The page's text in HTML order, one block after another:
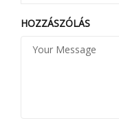
HOZZÁSZÓLÁS